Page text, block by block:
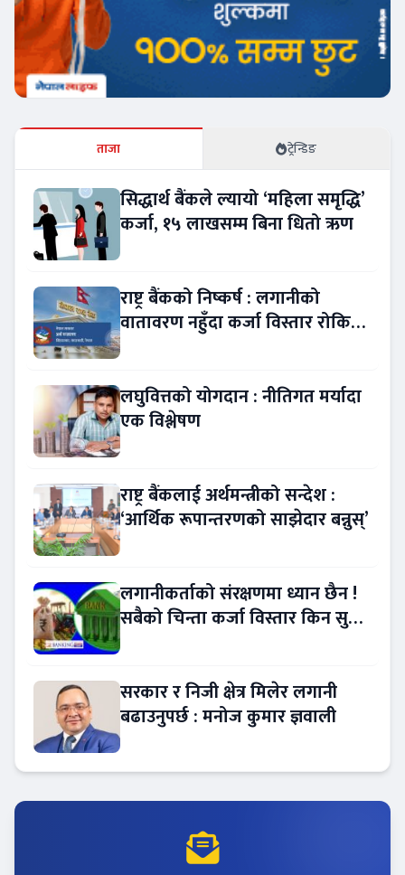
ताजा ट्रेन्डिङ
सिद्धार्थ बैंकले ल्यायो ‘महिला समृद्धि’
कर्जा, १५ लाखसम्म बिना धितो ऋण
राष्ट्र बैंकको निष्कर्ष : लगानीको
वातावरण नहुँदा कर्जा विस्तार रोकियो
लघुवित्तको योगदान : नीतिगत मर्यादा
एक विश्लेषण
राष्ट्र बैंकलाई अर्थमन्त्रीको सन्देश :
‘आर्थिक रूपान्तरणको साझेदार बन्नुस्’
लगानीकर्ताको संरक्षणमा ध्यान छैन !
सबैको चिन्ता कर्जा विस्तार किन सुस्त
सरकार र निजी क्षेत्र मिलेर लगानी
बढाउनुपर्छ : मनोज कुमार ज्ञवाली